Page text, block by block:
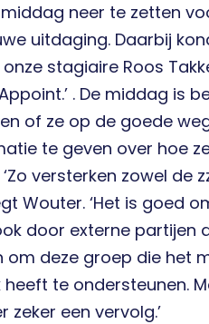
neer te zetten
uitdaging. Daarbij
stagiaire Roos
. De middag is
of ze op de goede
te geven over hoe
versterken zowel de
Wouter. ‘Het is goed
door externe partijen
om deze groep die het
te ondersteunen.
een vervolg.’